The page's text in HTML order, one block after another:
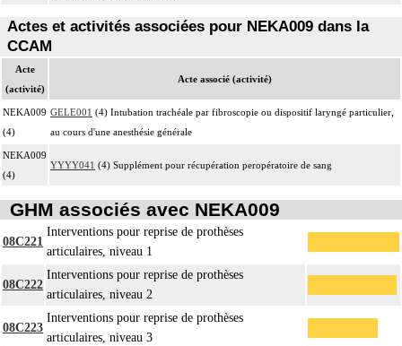
Actes et activités associées pour NEKA009 dans la
CCAM
Acte
(activité)
Acte associé (activité)
NEKA009
(4)
GELE001 (4) Intubation trachéale par fibroscopie ou dispositif laryngé particulier,
au cours d'une anesthésie générale
NEKA009
(4)
YYYY041 (4) Supplément pour récupération peropératoire de sang
GHM associés avec NEKA009
08C221
Interventions pour reprise de prothèses
articulaires, niveau 1
08C222
Interventions pour reprise de prothèses
articulaires, niveau 2
08C223
Interventions pour reprise de prothèses
articulaires, niveau 3